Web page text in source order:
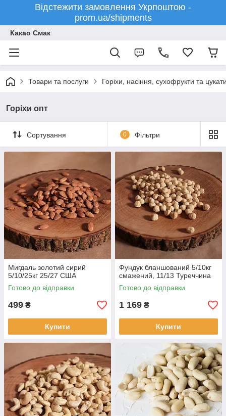
Відстежити замовлення Укрпоштою -
prom.ua/shipments
Какао Смак
Товари та послуги Горіхи, насіння, сухофрукти та
Горіхи опт
Сортування 0 Фільтри
Мигдаль золотий сирий
5/10/25кг 25/27 США
Готово до відправки
499 ₴
Купити
Фундук бланшований 5/10кг
смажений, 11/13 Туреччина
Готово до відправки
1 169 ₴
Купити